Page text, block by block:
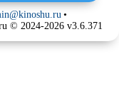
•
© 2024-2026 v3.6.371